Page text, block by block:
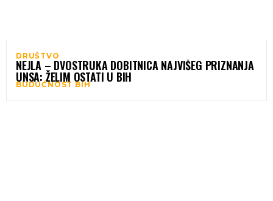
DRUŠTVO
NEJLA – DVOSTRUKA DOBITNICA NAJVIŠEG PRIZNANJA
UNSA: ŽELIM OSTATI U BIH
BUDUĆNOST BIH